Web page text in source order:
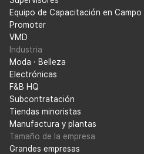
Equipo de Capacitación en Campo
Promoter
VMD
Industria
Moda · Belleza
Electrónicas
F&B HQ
Subcontratación
Tiendas minoristas
Manufactura y plantas
Tamaño de la empresa
Grandes empresas